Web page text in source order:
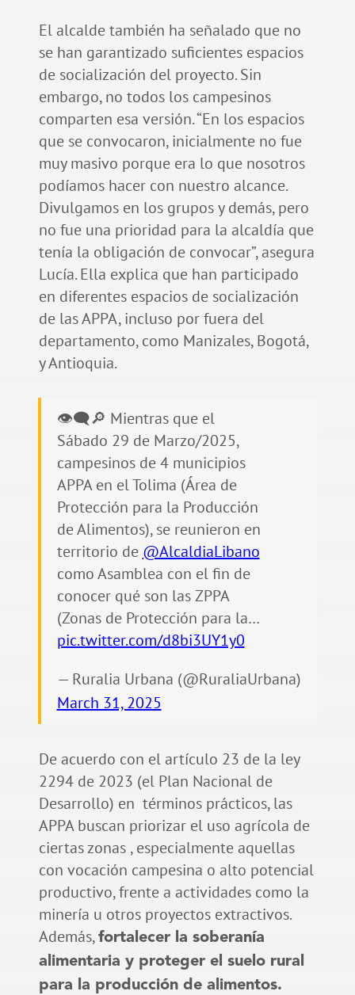
El alcalde también ha señalado que no
se han garantizado suficientes espacios
de socialización del proyecto. Sin
embargo, no todos los campesinos
comparten esa versión. “En los espacios
que se convocaron, inicialmente no fue
muy masivo porque era lo que nosotros
podíamos hacer con nuestro alcance.
Divulgamos en los grupos y demás, pero
no fue una prioridad para la alcaldía que
tenía la obligación de convocar”, asegura
Lucía. Ella explica que han participado
en diferentes espacios de socialización
de las APPA, incluso por fuera del
departamento, como Manizales, Bogotá,
y Antioquia.
👁‍🗨🔎 Mientras que el
Sábado 29 de Marzo/2025,
campesinos de 4 municipios
APPA en el Tolima (Área de
Protección para la Producción
de Alimentos), se reunieron en
territorio de @AlcaldiaLibano
como Asamblea con el fin de
conocer qué son las ZPPA
(Zonas de Protección para la…
pic.twitter.com/d8bi3UY1y0
— Ruralia Urbana (@RuraliaUrbana)
March 31, 2025
De acuerdo con el artículo 23 de la ley
2294 de 2023 (el Plan Nacional de
Desarrollo) en términos prácticos, las
APPA buscan priorizar el uso agrícola de
ciertas zonas , especialmente aquellas
con vocación campesina o alto potencial
productivo, frente a actividades como la
minería u otros proyectos extractivos.
Además, fortalecer la soberanía
alimentaria y proteger el suelo rural
para la producción de alimentos.